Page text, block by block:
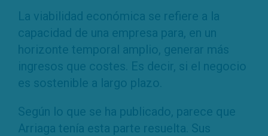
La viabilidad económica se refiere a la
capacidad de una empresa para, en un
horizonte temporal amplio, generar más
ingresos que costes. Es decir, si el negocio
es sostenible a largo plazo.
Según lo que se ha publicado, parece que
Arriaga tenía esta parte resuelta. Sus